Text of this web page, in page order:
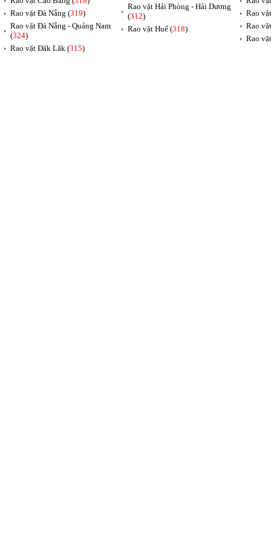
Rao vặt Đà Nẵng (319)
Rao vặt Đà Nẵng - Quảng Nam
(324)
Rao vặt Đăk Lăk (315)
Rao vặt Hải Phòng - Hải Dương
(312)
Rao vặt Huế (318)
Rao
Rao
Rao